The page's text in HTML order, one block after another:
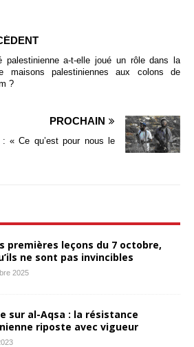
palestinienne a-t-elle joué un rôle dans la
maisons palestiniennes aux colons de
?
PROCHAIN
« Ce qu’est pour nous le
premières leçons du 7 octobre,
ne sont pas invincibles
2025
sur al-Aqsa : la résistance
riposte avec vigueur